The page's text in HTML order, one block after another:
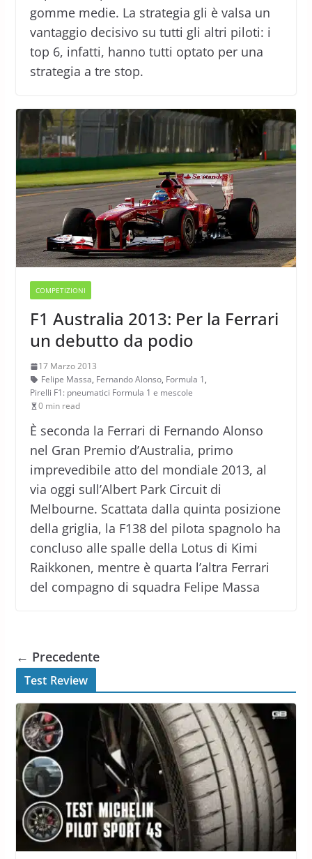
gomme medie. La strategia gli è valsa un
vantaggio decisivo su tutti gli altri piloti: i
top 6, infatti, hanno tutti optato per una
strategia a tre stop.
COMPETIZIONI
F1 Australia 2013: Per la Ferrari
un debutto da podio
17 Marzo 2013
Felipe Massa, Fernando Alonso, Formula 1,
Pirelli F1: pneumatici Formula 1 e mescole
0 min read
È seconda la Ferrari di Fernando Alonso
nel Gran Premio d’Australia, primo
imprevedibile atto del mondiale 2013, al
via oggi sull’Albert Park Circuit di
Melbourne. Scattata dalla quinta posizione
della griglia, la F138 del pilota spagnolo ha
concluso alle spalle della Lotus di Kimi
Raikkonen, mentre è quarta l’altra Ferrari
del compagno di squadra Felipe Massa
← Precedente
Test Review